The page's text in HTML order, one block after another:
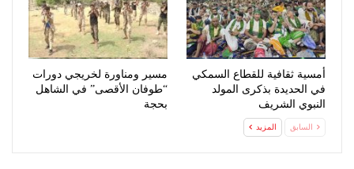
أمسية ثقافية للقطاع السمكي
في الحديدة بذكرى المولد
النبوي الشريف
مسير ومناورة لخريجي دورات
“طوفان الأقصى” في الشاهل
بحجة
السابق المزيد